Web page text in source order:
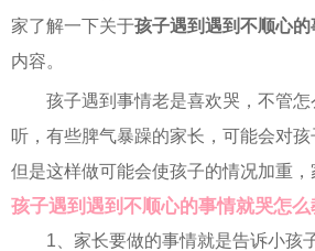
家了解一下关于孩子遇到遇到不顺心
内容。
孩子遇到事情老是喜欢哭，不管
听，有些脾气暴躁的家长，可能会对孩
但是这样做可能会使孩子的情况加重，
孩子遇到遇到不顺心的事情就哭怎么
1、家长要做的事情就是告诉小孩